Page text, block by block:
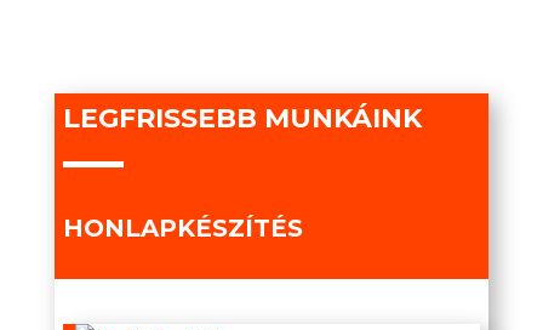
LEGFRISSEBB MUNKÁINK
HONLAPKÉSZÍTÉS